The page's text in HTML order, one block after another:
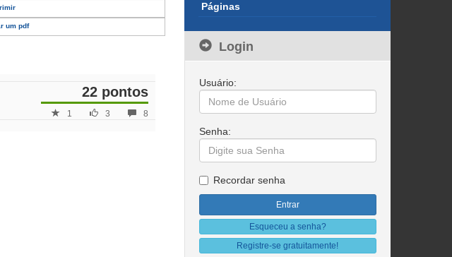
um pdf
22 pontos
8
3
1
Páginas
Login
Usuário:
Senha:
Recordar senha
Esqueceu a senha?
Registre-se gratuitamente!